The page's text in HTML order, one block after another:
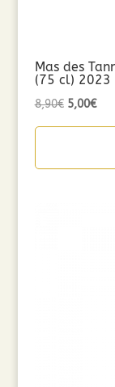
Mas des
(75 cl) 2023
8,90€ Le
5,00€Le